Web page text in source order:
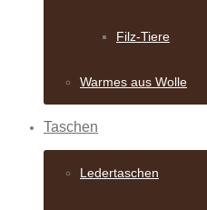
Filz-Tiere
Warmes aus Wolle
Taschen
Ledertaschen